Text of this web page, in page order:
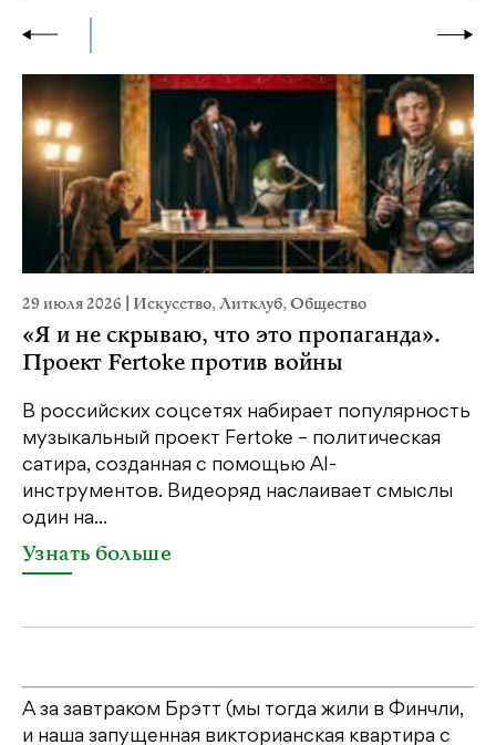
29 июля 2026 Искусство,Литклуб,Общество
«Я и не скрываю, что это пропаганда».
Проект Fertoke против войны
В российских соцсетях набирает популярность
музыкальный проект Fertoke – политическая
сатира, созданная с помощью AI-
инструментов. Видеоряд наслаивает смыслы
один на...
Узнать больше
А за завтраком Брэтт (мы тогда жили в Финчли,
и наша запущенная викторианская квартира с